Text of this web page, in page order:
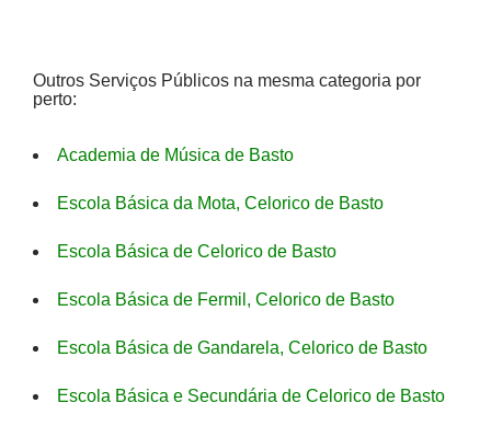
Outros Serviços Públicos na mesma categoria por
perto:
Academia de Música de Basto
Escola Básica da Mota, Celorico de Basto
Escola Básica de Celorico de Basto
Escola Básica de Fermil, Celorico de Basto
Escola Básica de Gandarela, Celorico de Basto
Escola Básica e Secundária de Celorico de Basto